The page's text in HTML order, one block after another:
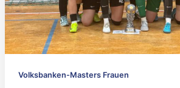
Volksbanken-Masters Frauen